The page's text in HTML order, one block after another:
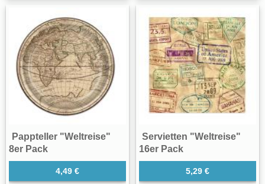
Pappteller "Weltreise"
8er Pack
4,49 €
Servietten "Weltreise"
16er Pack
5,29 €